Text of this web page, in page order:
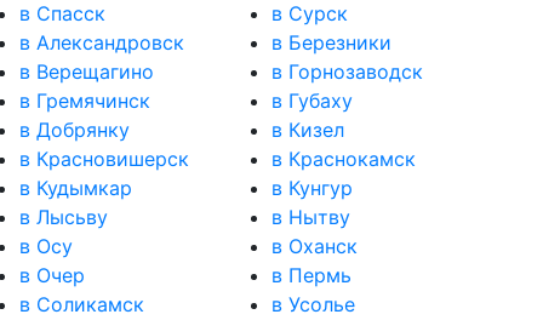
в Спасск
в Сурск
в Александровск
в Березники
в Верещагино
в Горнозаводск
в Гремячинск
в Губаху
в Добрянку
в Кизел
в Красновишерск
в Краснокамск
в Кудымкар
в Кунгур
в Лысьву
в Нытву
в Осу
в Оханск
в Очер
в Пермь
в Соликамск
в Усолье